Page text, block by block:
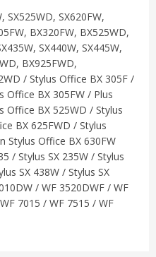
SX525WD, SX620FW,
BX320FW, BX525WD,
SX440W, SX445W,
BX925FWD,
/ Stylus Office BX 305F /
Office BX 305FW / Plus
Office BX 525WD / Stylus
BX 625FWD / Stylus
Stylus Office BX 630FW
/ Stylus SX 235W / Stylus
SX 438W / Stylus SX
/ WF 3520DWF / WF
7015 / WF 7515 / WF